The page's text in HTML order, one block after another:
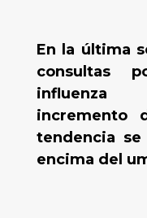
En la última
consultas
influenza
incremento
tendencia
encima del